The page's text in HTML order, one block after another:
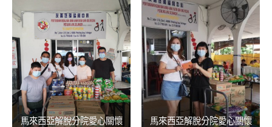
馬來西亞解脫分院愛心關懷
馬來西亞解脫分院愛心關懷